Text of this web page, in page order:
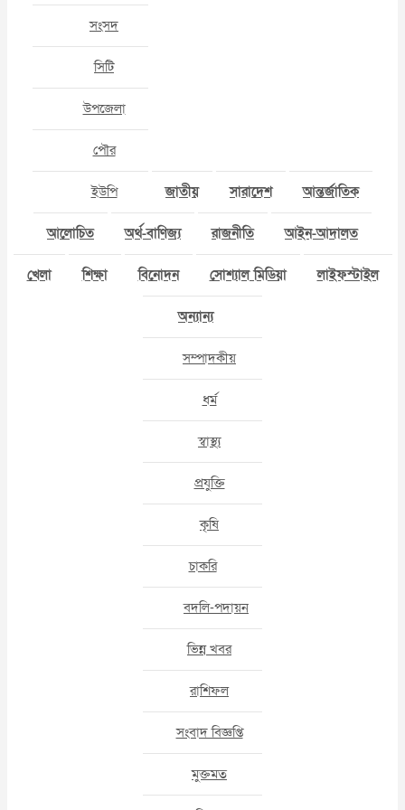
সংসদ
সিটি
উপজেলা
পৌর
ইউপি জাতীয় সারাদেশ আন্তর্জাতিক
আলোচিত অর্থ-বাণিজ্য রাজনীতি আইন-আদালত
খেলা শিক্ষা বিনোদন সোশ্যাল মিডিয়া লাইফস্টাইল
অন্যান্য
সম্পাদকীয়
ধর্ম
স্বাস্থ্য
প্রযুক্তি
কৃষি
চাকরি
বদলি-পদায়ন
ভিন্ন খবর
রাশিফল
সংবাদ বিজ্ঞপ্তি
মুক্তমত